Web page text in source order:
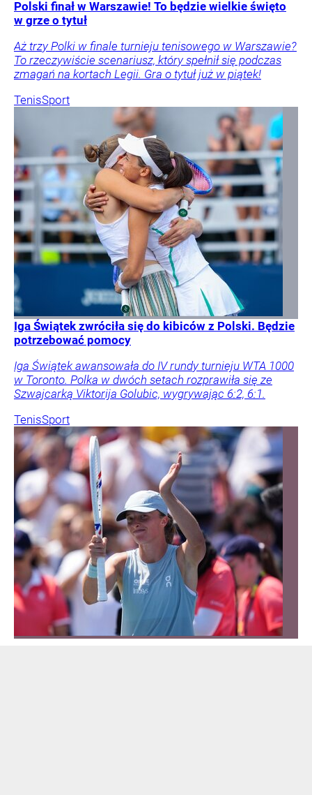
Polski finał w Warszawie! To będzie wielkie święto
w grze o tytuł
Aż trzy Polki w finale turnieju tenisowego w Warszawie?
To rzeczywiście scenariusz, który spełnił się podczas
zmagań na kortach Legii. Gra o tytuł już w piątek!
TenisSport
Iga Świątek zwróciła się do kibiców z Polski. Będzie
potrzebować pomocy
Iga Świątek awansowała do IV rundy turnieju WTA 1000
w Toronto. Polka w dwóch setach rozprawiła się ze
Szwajcarką Viktorija Golubic, wygrywając 6:2, 6:1.
TenisSport